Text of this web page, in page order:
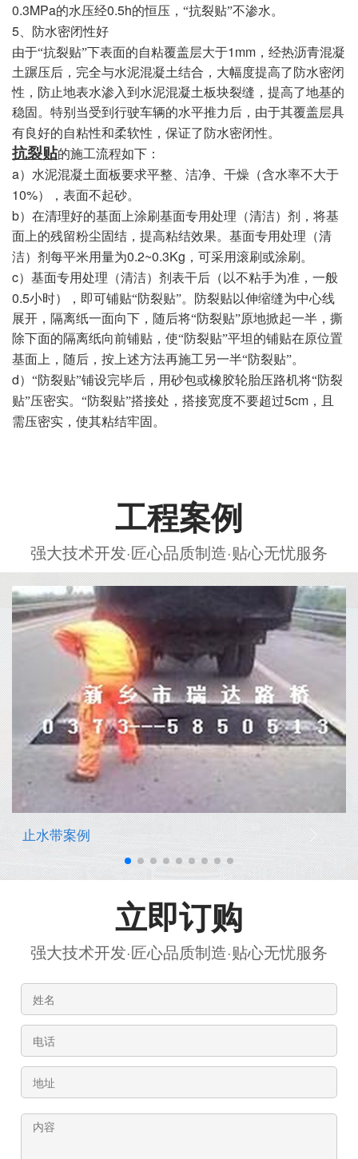
0.3MPa的水压经0.5h的恒压，“抗裂贴”不渗水。
5 、防水密闭性好
由于“抗裂贴”下表面的自粘覆盖层大于1mm ，经热沥青混凝
土蹍压后，完全与水泥混凝土结合，大幅度提高了防水密闭
性，防止地表水渗入到水泥混凝土板块裂缝，提高了地基的
稳固。特别当受到行驶车辆的水平推力后，由于其覆盖层具
有良好的自粘性和柔软性，保证了防水密闭性。
抗裂贴的施工流程如下：
a）水泥混凝土面板要求平整、洁净、干燥（含水率不大于
10%），表面不起砂。
b）在清理好的基面上涂刷基面专用处理（清洁）剂，将基
面上的残留粉尘固结，提高粘结效果。基面专用处理（清
洁）剂每平米用量为0.2~0.3Kg ，可采用滚刷或涂刷。
c）基面专用处理（清洁）剂表干后（以不粘手为准，一般
0.5小时），即可铺贴“防裂贴”。防裂贴以伸缩缝为中心线
展开，隔离纸一面向下，随后将“防裂贴”原地掀起一半，撕
除下面的隔离纸向前铺贴，使“防裂贴”平坦的铺贴在原位置
基面上，随后，按上述方法再施工另一半“防裂贴”。
d）“防裂贴”铺设完毕后，用砂包或橡胶轮胎压路机将“防裂
贴”压密实。“防裂贴”搭接处，搭接宽度不要超过5cm ，且
需压密实，使其粘结牢固。
工程案例
强大技术开发·匠心品质制造·贴心无忧服务
止水带案例
立即订购
强大技术开发·匠心品质制造·贴心无忧服务